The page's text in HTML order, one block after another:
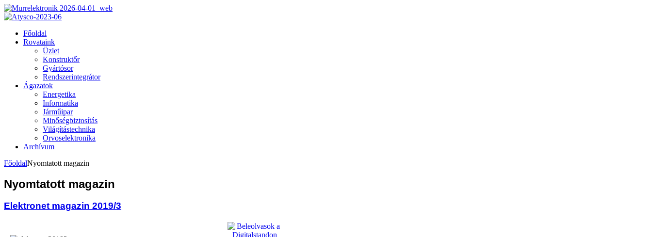
Főoldal
Rovataink
Üzlet
Konstruktőr
Gyártósor
Rendszerintegrátor
Ágazatok
Energetika
Informatika
Járműipar
Minőségbiztosítás
Világítástechnika
Orvoselektronika
Archívum
FőoldalNyomtatott magazin
Nyomtatott magazin
Elektronet magazin 2019/3